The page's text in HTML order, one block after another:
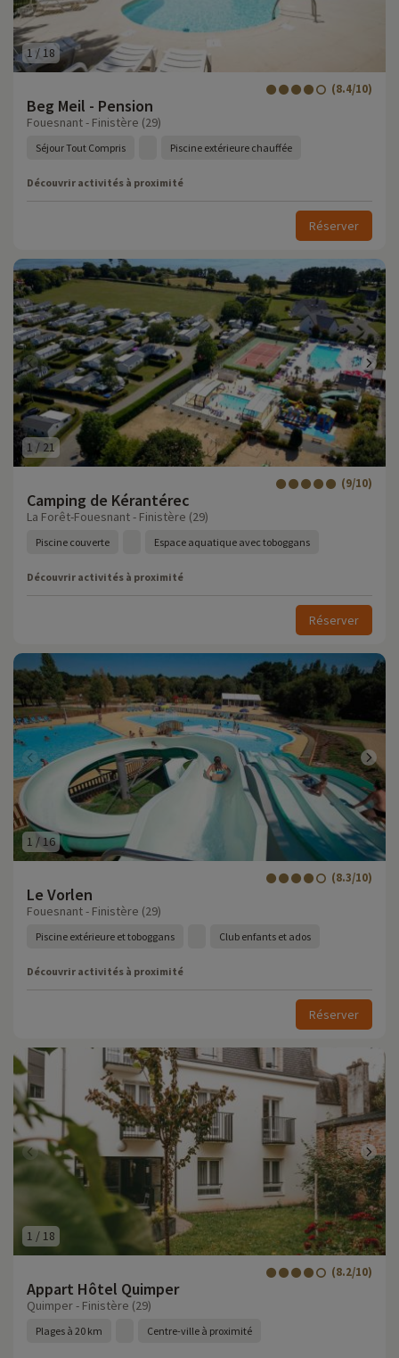
1 /18
Beg Meil - Pension
(8.4/10)
Fouesnant - Finistère (29)
Séjour Tout Compris Piscine extérieure chauffée
Découvrir activités à proximité
Réserver
1 / 21
Camping de Kérantérec
(9/10)
La Forêt-Fouesnant - Finistère (29)
Piscine couverte Espace aquatique avec toboggans
Découvrir activités à proximité
Réserver
1 /16
Le Vorlen
(8.3/10)
Fouesnant - Finistère (29)
Piscine extérieure et toboggans Club enfants et ados
Découvrir activités à proximité
Réserver
1 / 18
Appart Hôtel Quimper
(8.2/10)
Quimper - Finistère (29)
Plages à 20 km Centre-ville à proximité